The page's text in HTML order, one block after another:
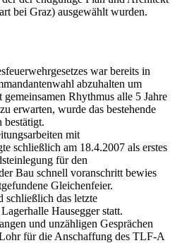
bei Graz) ausgewählt wurden.
war bereits in
abzuhalten um
Rhythmus alle 5 Jahre
erwarten, wurde das bestehende
mit
schließlich am 18.4.2007 als erstes
für den
Bau schnell voranschritt bewies
Gleichenfeier.
schließlich das letzte
Hausegger statt.
und unzähligen Gesprächen
für die Anschaffung des TLF-A